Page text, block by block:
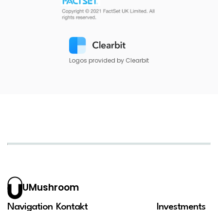
Logos provided by Clearbit
UMushroom
Navigation Kontakt Investments